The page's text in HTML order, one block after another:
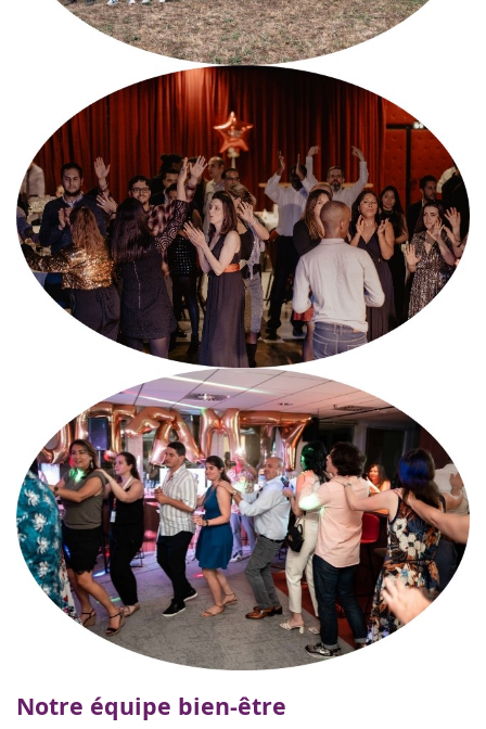
Notre équipe bien-être